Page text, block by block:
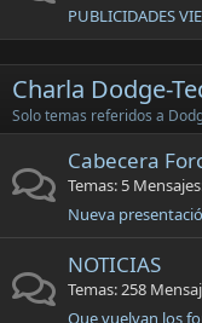
PUBLICIDADES
Charla Dodge-
Solo temas referidos a
Cabecera
Temas 5 Mensajes
Nueva
NOTICIAS
Temas 258
Que vuelvan los